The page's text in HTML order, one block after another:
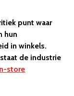
punt waar
hun
in winkels.
de industrie
store